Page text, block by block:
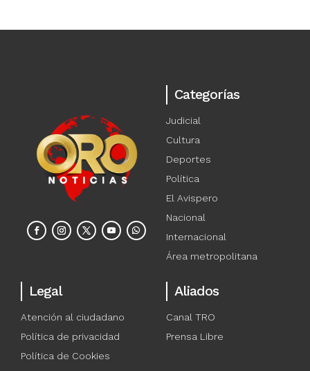
Categorías
Judicial
Cultura
Deportes
Política
El Avispero
Nacional
Internacional
Área metropolitana
Legal
Atención al ciudadano
Política de privacidad
Política de Cookies
Aliados
Canal TRO
Prensa Libre